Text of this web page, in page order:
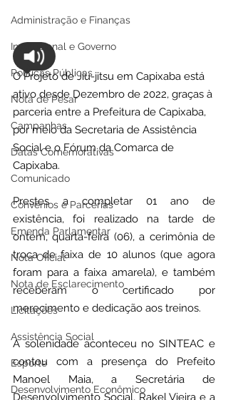
Administração e Finanças
Institucional e Governo
Políticas Públicas
Nota de Pesar
Campanhas
Datas Comemorativas
Comunicado
Convênios e Parcerias
Emenda Parlamentar
Nota Oficial
Nota de Esclarecimento
Licitações
Assistência Social
Esporte
Desenvolvimento Econômico
O Projeto de Jiu-jitsu em Capixaba está
ativo desde Dezembro de 2022, graças à
parceria entre a Prefeitura de Capixaba,
por meio da Secretaria de Assistência
Social e o Fórum da Comarca de
Capixaba.
Prestes a completar 01 ano de
existência, foi realizado na tarde de
ontem, quarta-feira (06), a cerimônia de
troca de faixa de 10 alunos (que agora
foram para a faixa amarela), e também
receberam o certificado por
merecimento e dedicação aos treinos.
A solenidade aconteceu no SINTEAC e
contou com a presença do Prefeito
Manoel Maia, a Secretária de
Desenvolvimento Social, Rakel Vieira e a